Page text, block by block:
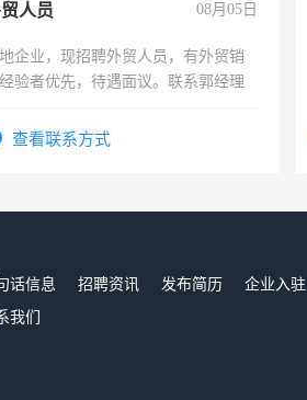
人员 08月05日
企业，现招聘外贸人员，有外贸销
验者优先，待遇面议。联系郭经理
查看联系方式
话信息 招聘资讯 发布简历 企业入驻
我们